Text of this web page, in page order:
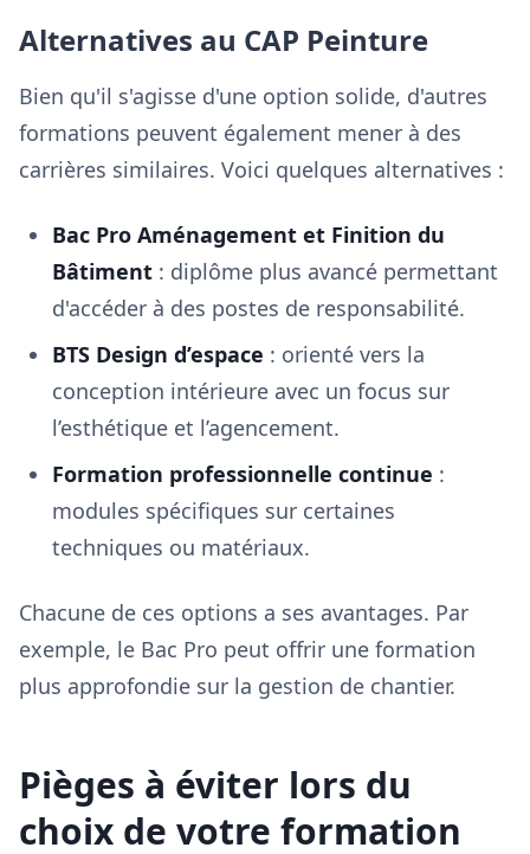
Alternatives au CAP Peinture
Bien qu'il s'agisse d'une option solide, d'autres
formations peuvent également mener à des
carrières similaires. Voici quelques alternatives :
Bac Pro Aménagement et Finition du
Bâtiment : diplôme plus avancé permettant
d'accéder à des postes de responsabilité.
BTS Design d’espace : orienté vers la
conception intérieure avec un focus sur
l’esthétique et l’agencement.
Formation professionnelle continue :
modules spécifiques sur certaines
techniques ou matériaux.
Chacune de ces options a ses avantages. Par
exemple, le Bac Pro peut offrir une formation
plus approfondie sur la gestion de chantier.
Pièges à éviter lors du
choix de votre formation